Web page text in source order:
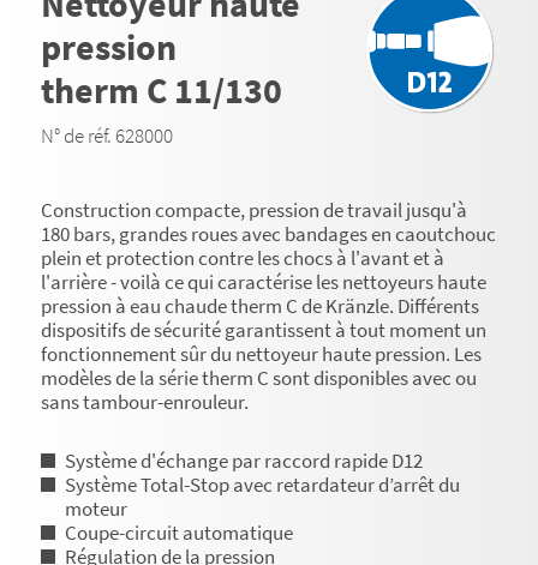
pression
therm C 11/130
N° de réf. 628000
Construction compacte, pression de travail jusqu'à
180 bars, grandes roues avec bandages en caoutchouc
plein et protection contre les chocs à l'avant et à
l'arrière - voilà ce qui caractérise les nettoyeurs haute
pression à eau chaude therm C de Kränzle. Différents
dispositifs de sécurité garantissent à tout moment un
fonctionnement sûr du nettoyeur haute pression. Les
modèles de la série therm C sont disponibles avec ou
sans tambour-enrouleur.
Système d'échange par raccord rapide D12
Système Total-Stop avec retardateur d’arrêt du
moteur
Coupe-circuit automatique
Régulation de la pression